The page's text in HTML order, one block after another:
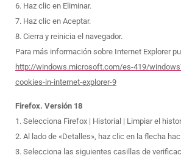
6. Haz clic en Eliminar.
7. Haz clic en Aceptar.
8. Cierra y reinicia el navegador.
Para más información sobre Internet Explorer
http://windows.microsoft.com/es-419/
cookies-in-internet-explorer-9
Firefox. Versión 18
1. Selecciona Firefox | Historial | Limpiar el
2. Al lado de «Detalles», haz clic en la flecha
3. Selecciona las siguientes casillas de